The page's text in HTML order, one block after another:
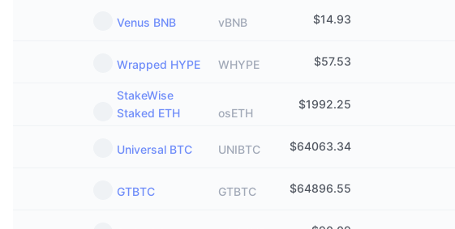
Venus BNB vBNB $14.93
Wrapped HYPE WHYPE $57.53
StakeWise
Staked ETH
osETH
$1992.25
Universal BTC UNIBTC $64063.34
GTBTC GTBTC $64896.55